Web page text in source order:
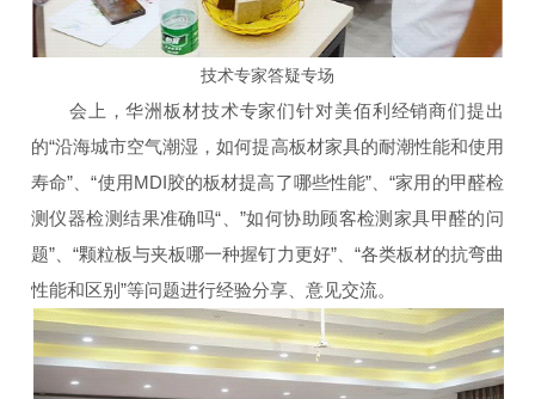
技术专家答疑专场
会上，华洲板材技术专家们针对美佰利经销商们提出
的“沿海城市空气潮湿，如何提高板材家具的耐潮性能和使用
寿命”、“使用MDI胶的板材提高了哪些性能”、“家用的甲醛检
测仪器检测结果准确吗“、”如何协助顾客检测家具甲醛的问
题”、“颗粒板与夹板哪一种握钉力更好”、“各类板材的抗弯曲
性能和区别”等问题进行经验分享、意见交流。